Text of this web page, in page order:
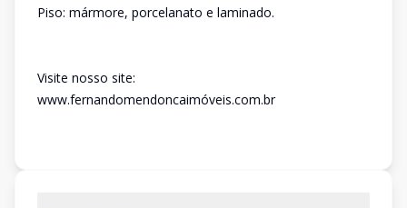
Piso: mármore, porcelanato e laminado.
Visite nosso site:
www.fernandomendoncaimóveis.com.br